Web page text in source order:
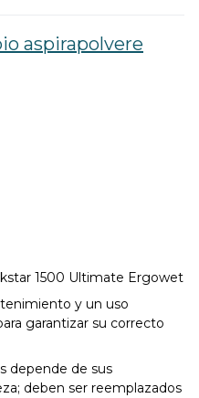
aspirapolvere
1500 Ultimate Ergowet
y un uso
garantizar su correcto
depende de sus
deben ser reemplazados